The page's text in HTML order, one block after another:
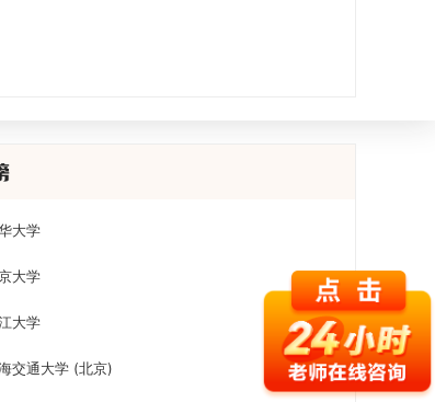
大学
大学
大学
海交通大学 (北京)